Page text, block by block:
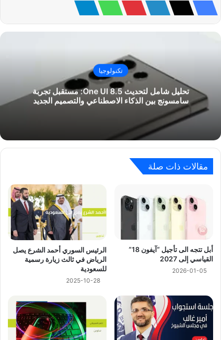
تكنولوجيا
تحليل شامل لتحديث One UI 8.5: مستقبل تجربة
سامسونج بين الذكاء الاصطناعي والتصميم الجديد
مقالات ذات صلة
أبل تتجه الى تأجيل “آيفون 18”
القياسي إلى 2027
2026-01-05
الرئيس السوري أحمد الشرع يصل
الرياض في ثالث زيارة رسمية
للسعودية
2025-10-28